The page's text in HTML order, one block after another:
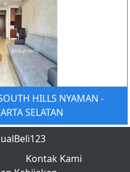
HILLS NYAMAN -
SELATAN
Kontak Kami